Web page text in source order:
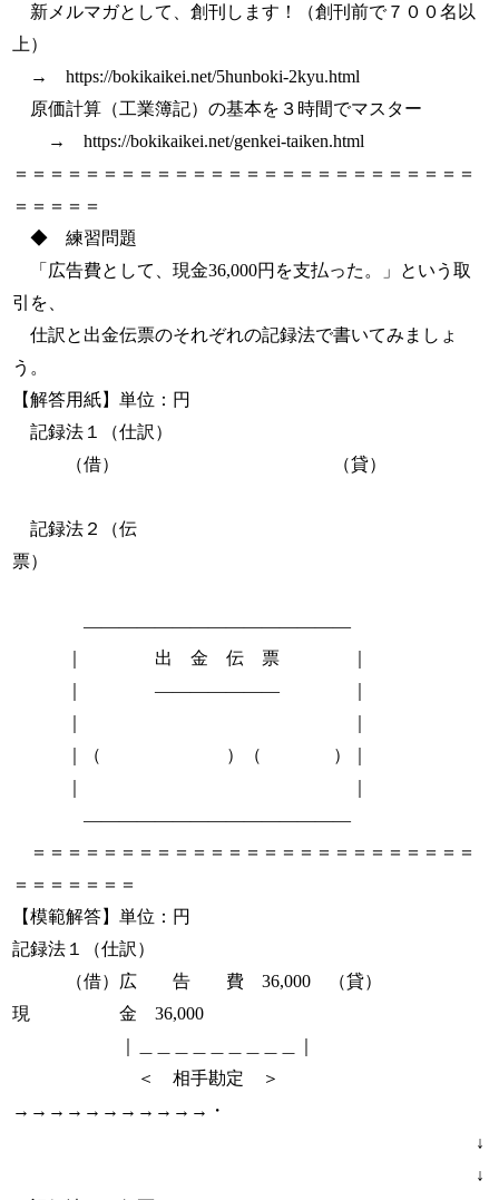
新メルマガとして、創刊します！（創刊前で７００名以
上）
→ https://bokikaikei.net/5hunboki-2kyu.html
原価計算（工業簿記）の基本を３時間でマスター
→ https://bokikaikei.net/genkei-taiken.html
＝＝＝＝＝＝＝＝＝＝＝＝＝＝＝＝＝＝＝＝＝＝＝＝＝＝
＝＝＝＝＝
◆ 練習問題
「広告費として、現金36,000円を支払った。」という取
引を、
仕訳と出金伝票のそれぞれの記録法で書いてみましょ
う。
【解答用紙】単位：円
記録法１（仕訳）
（借） （貸）
記録法２（伝
票）
―――――――――――――――
｜ 出 金 伝 票 ｜
｜ ――――――― ｜
｜（ ）（ ）｜
―――――――――――――――
＝＝＝＝＝＝＝＝＝＝＝＝＝＝＝＝＝＝＝＝＝＝＝＝＝
＝＝＝＝＝＝＝
【模範解答】単位：円
記録法１（仕訳）
（借）広 告 費 36,000 （貸）
現 金 36,000
＜ 相手勘定 ＞
→→→→→→→→→→→・
↓
↓